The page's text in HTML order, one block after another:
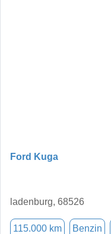
Ford Kuga
ladenburg, 68526
115.000 km Benzin